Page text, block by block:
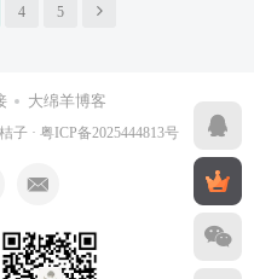
4 5
大绵羊博客
子· 粤ICP备2025444813号